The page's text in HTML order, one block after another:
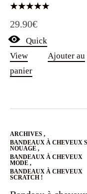
5.00
sur 5
29.90€
Quick
View
Ajouter au
panier
ARCHIVES ,
BANDEAUX À CHEVEUX
NOUAGE ,
BANDEAUX À CHEVEUX
MODE ,
BANDEAUX À CHEVEUX
SCRATCH !